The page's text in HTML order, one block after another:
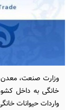
وزارت صنعت، معدن
خانگی به داخل
واردات حیوانات